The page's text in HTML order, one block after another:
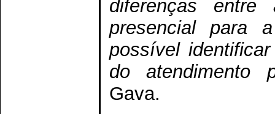
diferenças
presencial para
possível
do atendimento
Gava.